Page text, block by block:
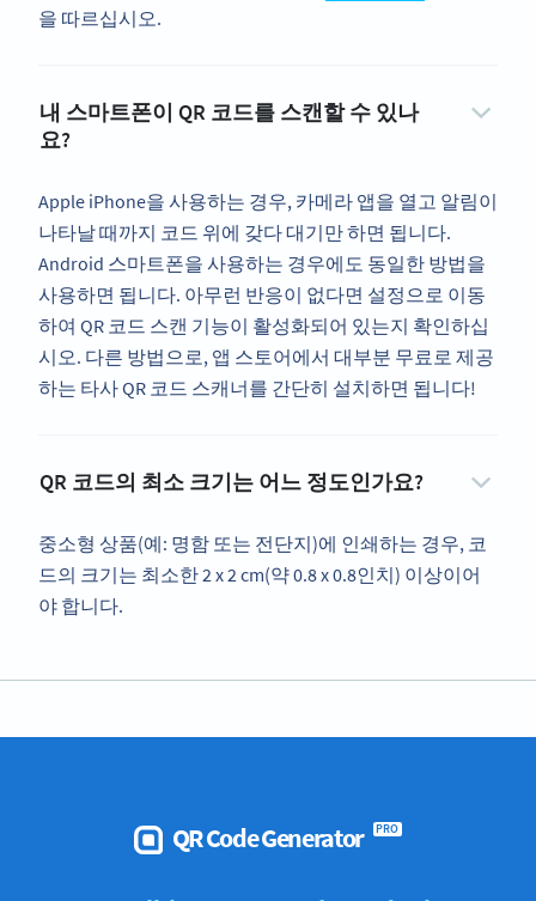
을 따르십시오.
내 스마트폰이 QR 코드를 스캔할 수 있나
요?
Apple iPhone을 사용하는 경우, 카메라 앱을 열고 알림이
나타날 때까지 코드 위에 갖다 대기만 하면 됩니다.
Android 스마트폰을 사용하는 경우에도 동일한 방법을
사용하면 됩니다. 아무런 반응이 없다면 설정으로 이동
하여 QR 코드 스캔 기능이 활성화되어 있는지 확인하십
시오. 다른 방법으로, 앱 스토어에서 대부분 무료로 제공
하는 타사 QR 코드 스캐너를 간단히 설치하면 됩니다!
QR 코드의 최소 크기는 어느 정도인가요?
중소형 상품(예: 명함 또는 전단지)에 인쇄하는 경우, 코
드의 크기는 최소한 2 x 2 cm(약 0.8 x 0.8인치) 이상이어
야 합니다.
QR Code Generator PRO